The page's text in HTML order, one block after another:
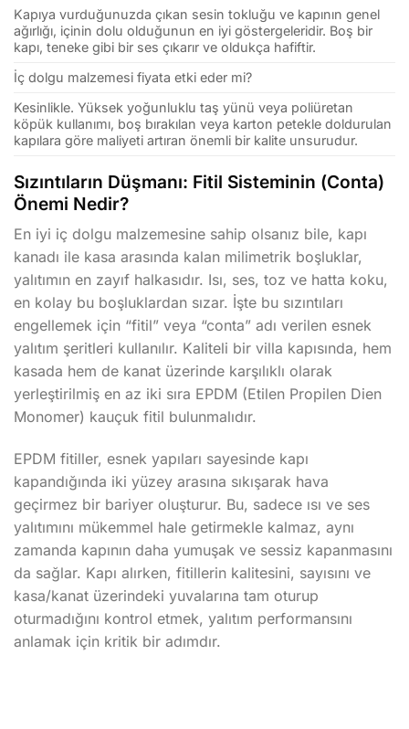
Kapıya vurduğunuzda çıkan sesin tokluğu ve kapının genel
ağırlığı, içinin dolu olduğunun en iyi göstergeleridir. Boş bir
kapı, teneke gibi bir ses çıkarır ve oldukça hafiftir.
İç dolgu malzemesi fiyata etki eder mi?
Kesinlikle. Yüksek yoğunluklu taş yünü veya poliüretan
köpük kullanımı, boş bırakılan veya karton petekle doldurulan
kapılara göre maliyeti artıran önemli bir kalite unsurudur.
Sızıntıların Düşmanı: Fitil Sisteminin (Conta)
Önemi Nedir?
En iyi iç dolgu malzemesine sahip olsanız bile, kapı
kanadı ile kasa arasında kalan milimetrik boşluklar,
yalıtımın en zayıf halkasıdır. Isı, ses, toz ve hatta koku,
en kolay bu boşluklardan sızar. İşte bu sızıntıları
engellemek için “fitil” veya “conta” adı verilen esnek
yalıtım şeritleri kullanılır. Kaliteli bir villa kapısında, hem
kasada hem de kanat üzerinde karşılıklı olarak
yerleştirilmiş en az iki sıra EPDM (Etilen Propilen Dien
Monomer) kauçuk fitil bulunmalıdır.
EPDM fitiller, esnek yapıları sayesinde kapı
kapandığında iki yüzey arasına sıkışarak hava
geçirmez bir bariyer oluşturur. Bu, sadece ısı ve ses
yalıtımını mükemmel hale getirmekle kalmaz, aynı
zamanda kapının daha yumuşak ve sessiz kapanmasını
da sağlar. Kapı alırken, fitillerin kalitesini, sayısını ve
kasa/kanat üzerindeki yuvalarına tam oturup
oturmadığını kontrol etmek, yalıtım performansını
anlamak için kritik bir adımdır.